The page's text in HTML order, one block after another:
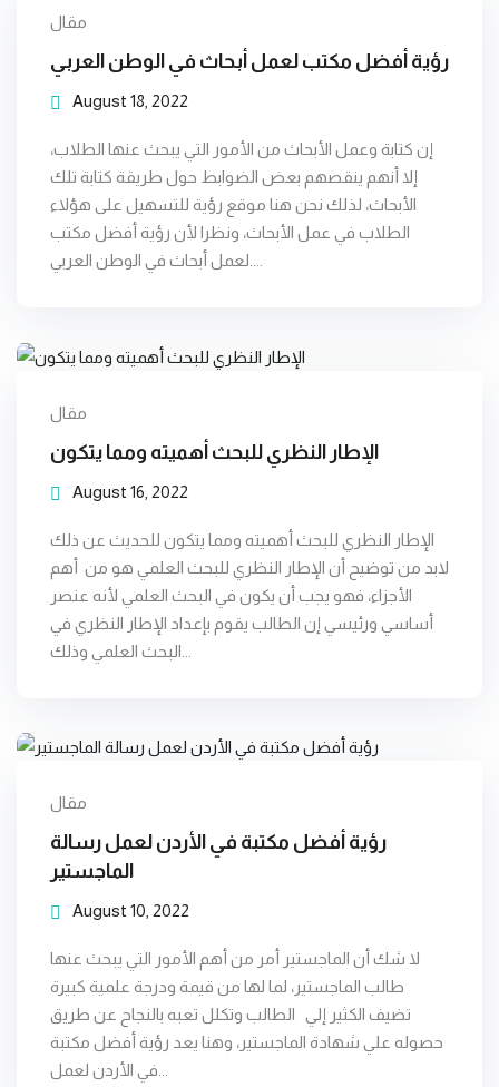
مقال
رؤية أفضل مكتب لعمل أبحاث في الوطن العربي
August 18, 2022
إن كتابة وعمل الأبحاث من الأمور التي يبحث عنها الطلاب،
إلا أنهم ينقصهم بعض الضوابط حول طريقة كتابة تلك
الأبحاث، لذلك نحن هنا موقع رؤية للتسهيل على هؤلاء
الطلاب في عمل الأبحاث، ونظرا لأن رؤية أفضل مكتب
مقال
الإطار النظري للبحث أهميته ومما يتكون
August 16, 2022
الإطار النظري للبحث أهميته ومما يتكون للحديث عن ذلك
لابد من توضيح أن الإطار النظري للبحث العلمي هو من أهم
الأجزاء، فهو يجب أن يكون في البحث العلمي لأنه عنصر
أساسي ورئيسي إن الطالب يقوم بإعداد الإطار النظري في
مقال
رؤية أفضل مكتبة في الأردن لعمل رسالة
الماجستير
August 10, 2022
لا شك أن الماجستير أمر من أهم الأمور التي يبحث عنها
طالب الماجستير، لما لها من قيمة ودرجة علمية كبيرة
تضيف الكثير إلي الطالب وتكلل تعبه بالنجاح عن طريق
حصوله علي شهادة الماجستير، وهنا يعد رؤية أفضل مكتبة
في الأردن لعمل...